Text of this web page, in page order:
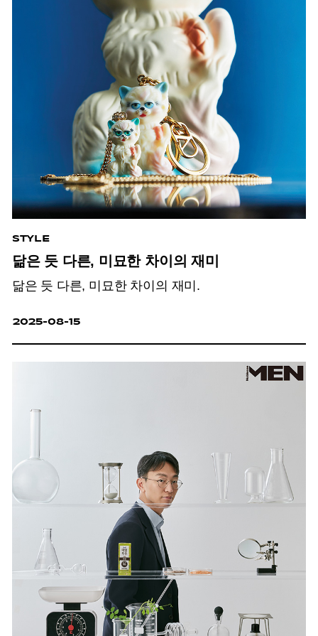
STYLE
닮은 듯 다른, 미묘한 차이의 재미
닮은 듯 다른, 미묘한 차이의 재미.
2025-08-15